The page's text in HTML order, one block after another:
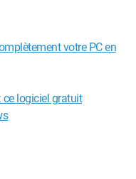
votre PC en
ce logiciel gratuit